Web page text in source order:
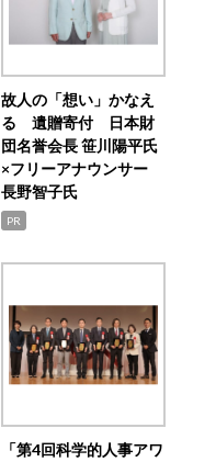
故人の「想い」かなえ
る 遺贈寄付 日本財
団名誉会長 笹川陽平氏
×フリーアナウンサー
長野智子氏
PR
「第4回科学的人事アワ